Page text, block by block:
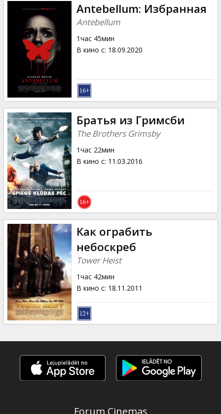
Подарки
Кинозакуски
B2B
Клуб
Antebellum: Избранная
Antebellum
1час 45мин
В кино с: 18.09.2020
Братья из Гримсби
The Brothers Grimsby
1час 22мин
В кино с: 11.03.2016
Как ограбить
небоскреб
Tower Heist
1час 42мин
В кино с: 18.11.2011
Forum Cinemas